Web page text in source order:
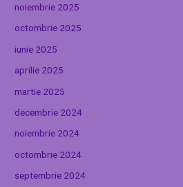
noiembrie 2025
octombrie 2025
iunie 2025
aprilie 2025
martie 2025
decembrie 2024
noiembrie 2024
octombrie 2024
septembrie 2024